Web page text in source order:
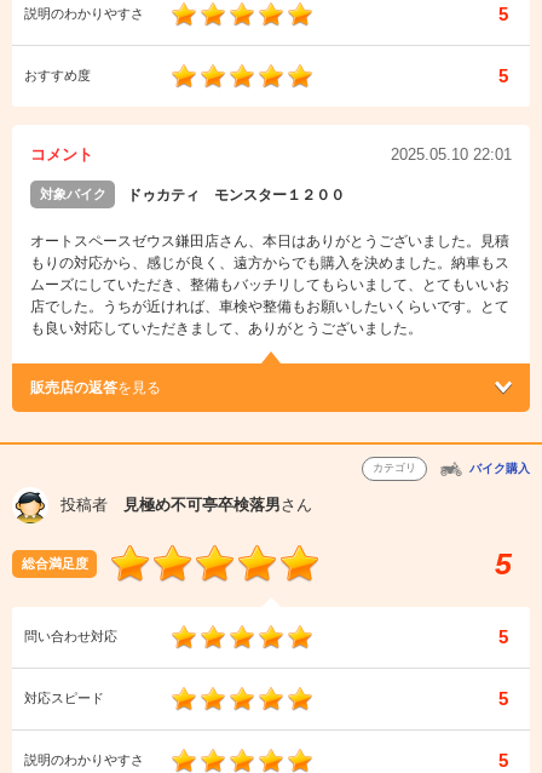
説明のわかりやすさ 5
おすすめ度 5
コメント 2025.05.10 22:01
対象バイク ドゥカティ モンスター１２００
オートスペースゼウス鎌田店さん、本日はありがとうございました。見積
もりの対応から、感じが良く、遠方からでも購入を決めました。納車もス
ムーズにしていただき、整備もバッチリしてもらいまして、とてもいいお
店でした。うちが近ければ、車検や整備もお願いしたいくらいです。とて
も良い対応していただきまして、ありがとうございました。
販売店の返答を見る
カテゴリ バイク購入
投稿者 見極め不可亭卒検落男さん
総合満足度 5
問い合わせ対応 5
対応スピード 5
説明のわかりやすさ 5